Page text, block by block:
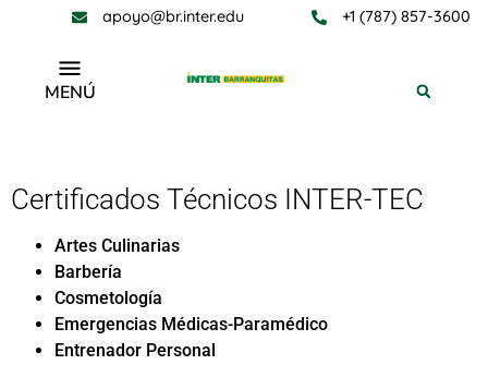
apoyo@br.inter.edu +1 (787) 857-3600
MENÚ
Certificados Técnicos INTER-TEC
Artes Culinarias
Barbería
Cosmetología
Emergencias Médicas-Paramédico
Entrenador Personal